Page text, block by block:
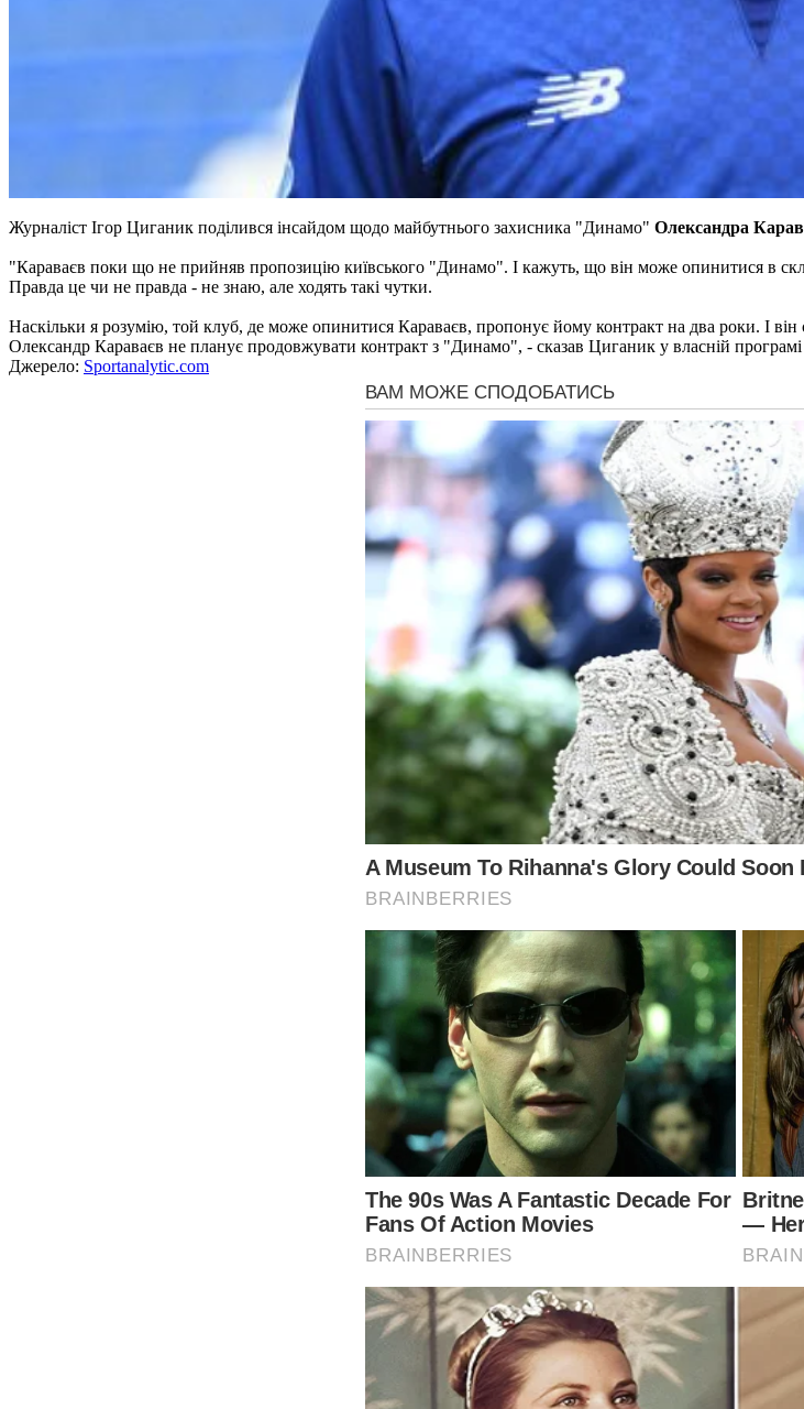
Журналіст Ігор Циганик поділився інсайдом щодо майбутнього захисника "Динамо" Олександра
"Караваєв поки що не прийняв пропозицію київського "Динамо". І кажуть, що він може опинитися в
Правда це чи не правда - не знаю, але ходять такі чутки.
Наскільки я розумію, той клуб, де може опинитися Караваєв, пропонує йому контракт на два роки. І
Олександр Караваєв не планує продовжувати контракт з "Динамо", - сказав Циганик у власній
Джерело: Sportanalytic.com